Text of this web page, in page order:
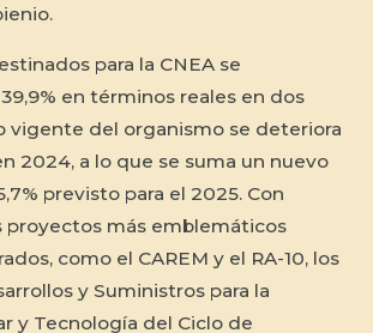
para la CNEA se
en términos reales en dos
vigente del organismo se deteriora
2024, a lo que se suma un nuevo
previsto para el 2025. Con
proyectos más emblemáticos
como el CAREM y el RA-10, los
y Suministros para la
y Tecnología del Ciclo de